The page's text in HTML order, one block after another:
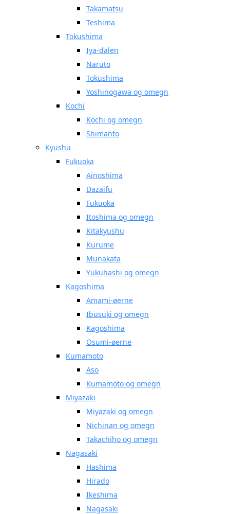
Takamatsu
Teshima
Tokushima
Iya-dalen
Naruto
Tokushima
Yoshinogawa og omegn
Kochi
Kochi og omegn
Shimanto
Kyushu
Fukuoka
Ainoshima
Dazaifu
Fukuoka
Itoshima og omegn
Kitakyushu
Kurume
Munakata
Yukuhashi og omegn
Kagoshima
Amami-øerne
Ibusuki og omegn
Kagoshima
Osumi-øerne
Kumamoto
Aso
Kumamoto og omegn
Miyazaki
Miyazaki og omegn
Nichinan og omegn
Takachiho og omegn
Nagasaki
Hashima
Hirado
Ikeshima
Nagasaki